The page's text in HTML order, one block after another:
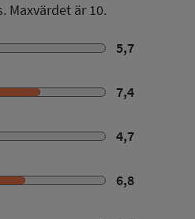
Maxvärdet är 10.
5,7
7,4
4,7
6,8